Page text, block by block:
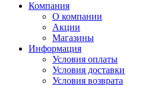
Компания
О компании
Акции
Магазины
Информация
Условия оплаты
Условия доставки
Условия возврата